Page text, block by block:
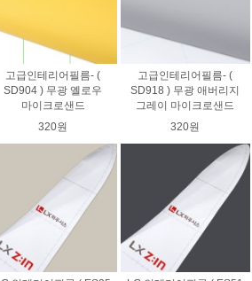
고급인테리어필름- (
SD904 ) 무광 옐로우
마이크로샌드
320원
고급인테리어필름- (
SD918 ) 무광 애버리지
그레이 마이크로샌드
320원